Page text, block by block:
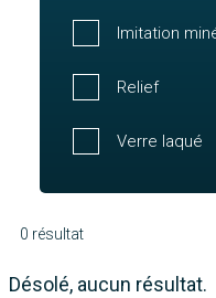
Imitation
Relief
Verre laqué
0 résultat
Désolé, aucun résultat.